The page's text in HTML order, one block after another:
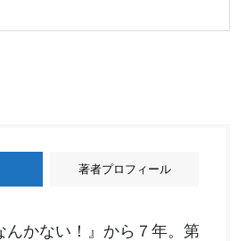
著者プロフィール
んかない！』から７年。第